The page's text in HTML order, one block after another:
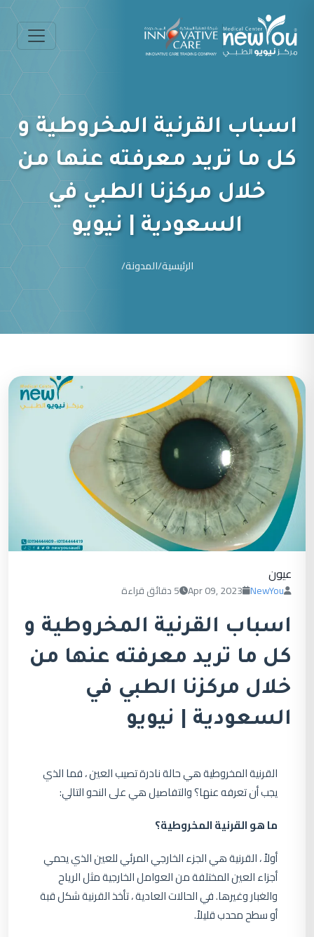
اسباب القرنية المخروطية و
كل ما تريد معرفته عنها من
خلال مركزنا الطبي في
السعودية | نيويو
الرئيسية/المدونة/
عيون
NewYou
Apr 09, 2023 5 دقائق قراءة
اسباب القرنية المخروطية و
كل ما تريد معرفته عنها من
خلال مركزنا الطبي في
السعودية | نيويو
القرنية المخروطية هي حالة نادرة تصيب العين ، فما الذي
يجب أن تعرفه عنها؟ والتفاصيل هي على النحو التالي:
ما هو القرنية المخروطية؟
أولاً ، القرنية هي الجزء الخارجي المرئي للعين الذي يحمي
أجزاء العين المختلفة من العوامل الخارجية مثل الرياح
والغبار وغيرها. في الحالات العادية ، تأخذ القرنية شكل قبة
أو سطح محدب قليلاً.